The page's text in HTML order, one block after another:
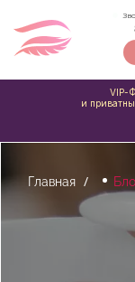
Главная
VIP-
и